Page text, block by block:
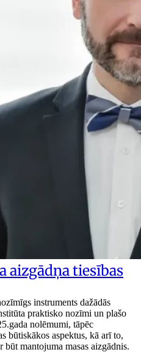
aizgādņa tiesības
instruments dažādās
praktisko nozīmi un plašo
nolēmumi, tāpēc
būtiskākos aspektus, kā arī to,
mantojuma masas aizgādnis.